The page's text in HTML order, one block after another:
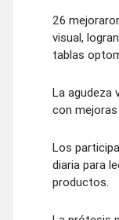
26
visual,
tablas
La agudeza
con
Los
diaria para
productos.